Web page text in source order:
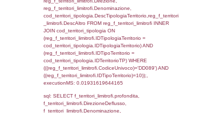
((f_territori_limitrofi.IDTipoTerritorio)=5)),
0.070013999938965
sql: SELECT
reg_f_territori_limitrofi.Direzione,
reg_f_territori_limitrofi.Denominazione,
_limitrofi.DescAltro FROM
JOIN cod_territori_tipologia ON
(reg_f_territori_limitrofi.IDTipologiaTerritorio =